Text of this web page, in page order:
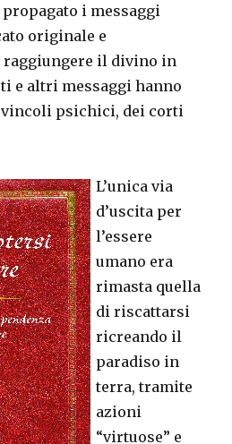
i messaggi
originale e
il divino in
e altri messaggi hanno
psichici, dei corti
L’unica via
d’uscita per
l’essere
umano era
rimasta quella
di riscattarsi
ricreando il
paradiso in
terra, tramite
azioni
“virtuose” e